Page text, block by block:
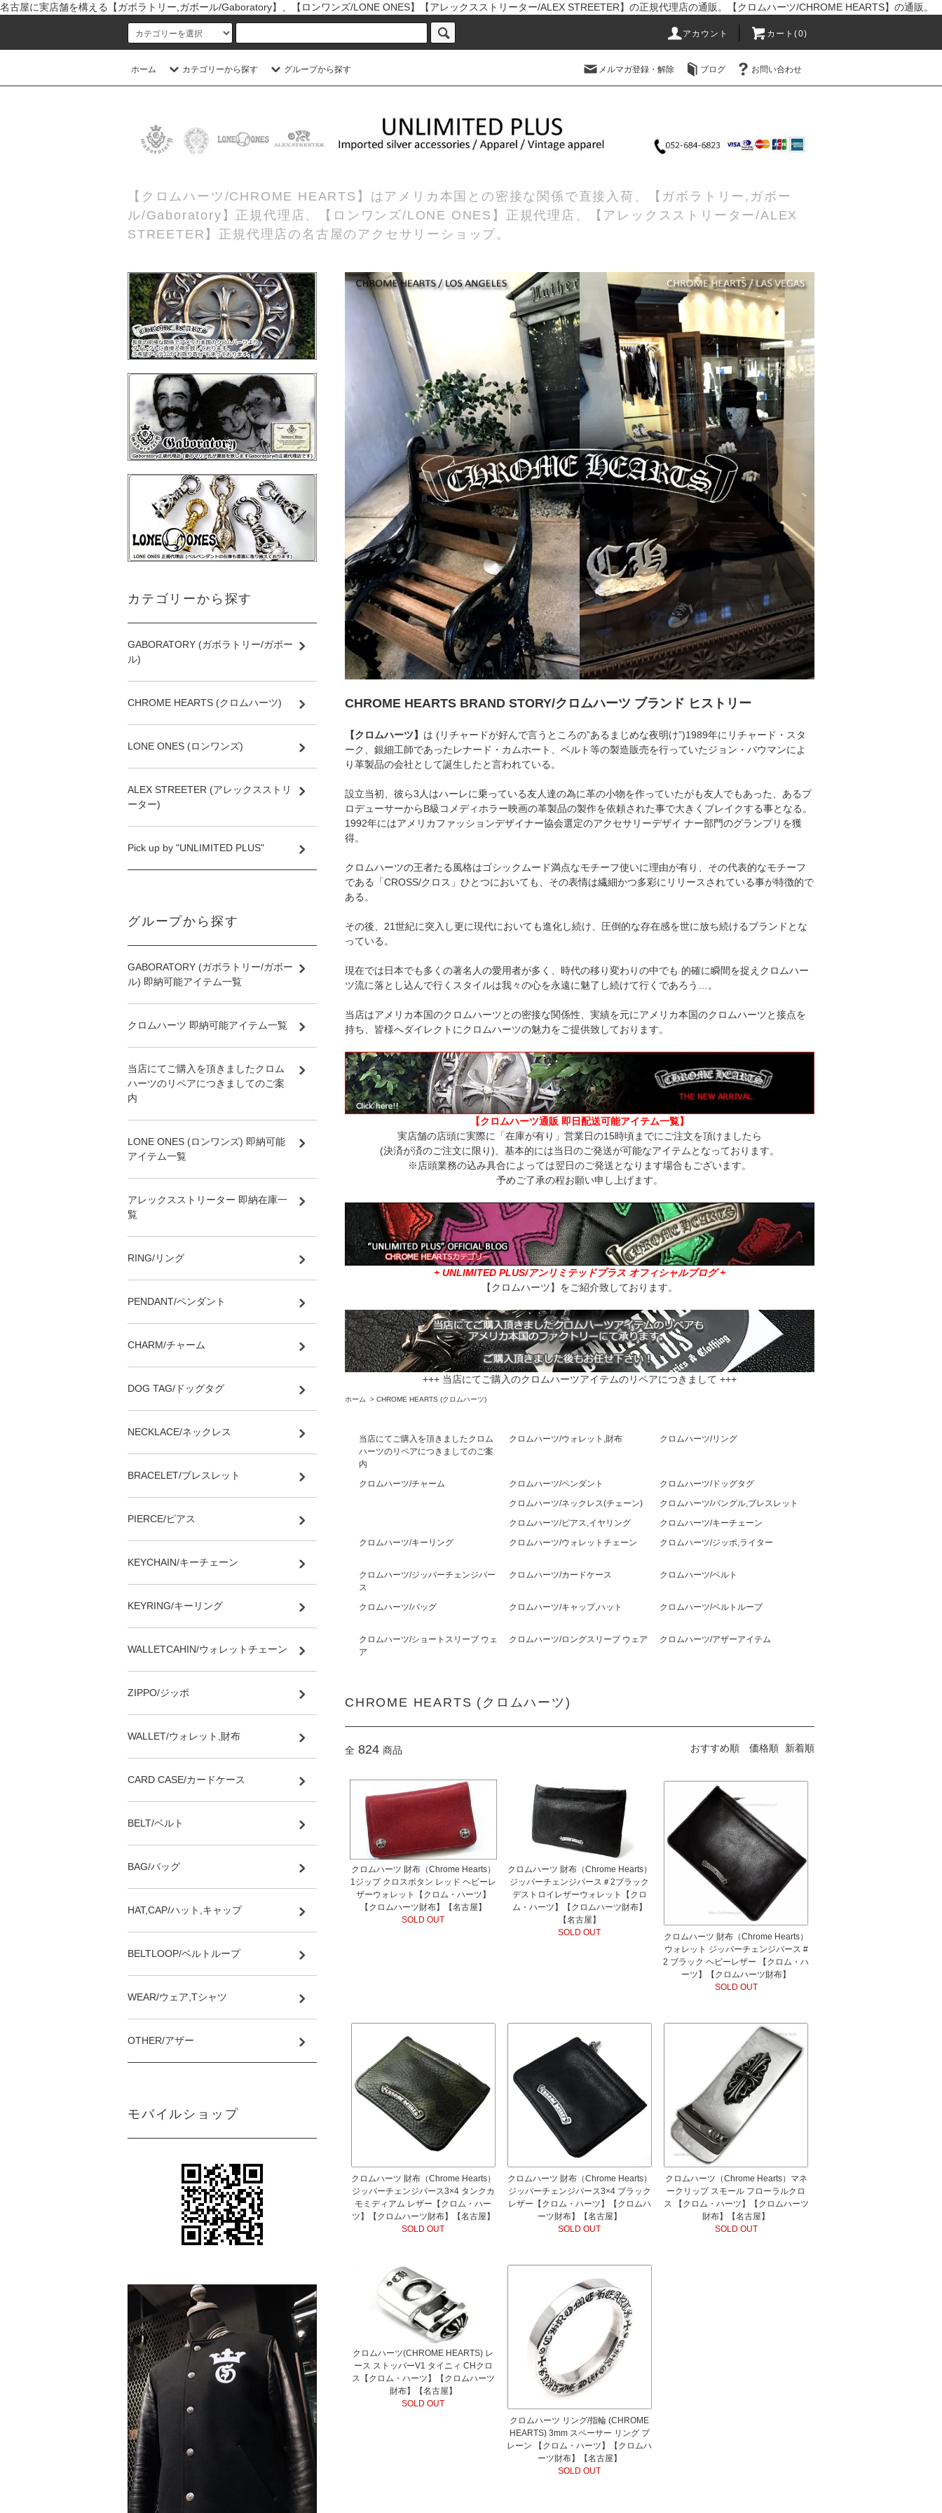
名古屋に実店舗を構える【ガボラトリー,ガボール/Gaboratory】、【ロンワンズ/LONE ONES】【アレックスストリーター/ALEX STREETER】の正規代理店の通販。【クロムハーツ/CHROME HEARTS】の通販。
アカウント カート(0)
ホーム カテゴリーから探す グループから探す メルマガ登録・解除 ブログ お問い合わせ
【クロムハーツ/CHROME HEARTS】はアメリカ本国との密接な関係で直接入荷、【ガボラトリー,ガボー
ル/Gaboratory】正規代理店、【ロンワンズ/LONE ONES】正規代理店、【アレックスストリーター/ALEX
STREETER】正規代理店の名古屋のアクセサリーショップ。
CHROME HEARTS BRAND STORY/クロムハーツ ブランド ヒストリー
【クロムハーツ】 は (リチャードが好んで言うところの”あるまじめな夜明け”)1989年にリチャード・スタ
ーク、銀細工師であったレナード・カムホート、ベルト等の製造販売を行っていたジョン・バウマンによ
り革製品の会社として誕生したと言われている。
設立当初、彼ら3人はハーレに乗っている友人達の為に革の小物を作っていたがも友人でもあった、あるプ
ロデューサーからB級コメディホラー映画の革製品の製作を依頼された事で大きくブレイクする事となる。
1992年にはアメリカファッションデザイナー協会選定のアクセサリーデザイ ナー部門のグランプリを獲
得。
クロムハーツの王者たる風格はゴシックムード満点なモチーフ使いに理由が有り、その代表的なモチーフ
である「CROSS/クロス」ひとつにおいても、その表情は繊細かつ多彩にリリースされている事が特徴的で
ある。
その後、21世紀に突入し更に現代においても進化し続け、圧倒的な存在感を世に放ち続けるブランドとな
っている。
現在では日本でも多くの著名人の愛用者が多く、時代の移り変わりの中でも 的確に瞬間を捉えクロムハー
ツ流に落とし込んで行くスタイルは我々の心を永遠に魅了し続けて行くであろう…。
当店はアメリカ本国のクロムハーツとの密接な関係性、実績を元にアメリカ本国のクロムハーツと接点を
持ち、皆様へダイレクトにクロムハーツの魅力をご提供致しております。
【クロムハーツ通販 即日配送可能アイテム一覧】
実店舗の店頭に実際に「在庫が有り」営業日の15時頃までにご注文を頂けましたら
(決済が済のご注文に限り)、基本的には当日のご発送が可能なアイテムとなっております。
※店頭業務の込み具合によっては翌日のご発送となります場合もございます。
予めご了承の程お願い申し上げます。
+ UNLIMITED PLUS/アンリミテッドプラス オフィシャルブログ +
【クロムハーツ】をご紹介致しております。
+++ 当店にてご購入のクロムハーツアイテムのリペアにつきまして +++
ホーム > CHROME HEARTS (クロムハーツ)
当店にてご購入を頂きましたクロム
ハーツのリペアにつきましてのご案
内
クロムハーツ/ウォレット,財布 クロムハーツ/リング
クロムハーツ/チャーム クロムハーツ/ペンダント
クロムハーツ/ドッグタグ
クロムハーツ/ネックレス(チェーン)
クロムハーツ/バングル,ブレスレット
クロムハーツ/ピアス,イヤリング
クロムハーツ/キーチェーン
クロムハーツ/キーリング
クロムハーツ/ウォレットチェーン クロムハーツ/ジッポ,ライター
クロムハーツ/ジッパーチェンジパー
ス
クロムハーツ/カードケース クロムハーツ/ベルト
クロムハーツ/バッグ クロムハーツ/キャップ,ハット クロムハーツ/ベルトループ
クロムハーツ/ショートスリーブ ウェ
ア
クロムハーツ/ロングスリーブ ウェア クロムハーツ/アザーアイテム
CHROME HEARTS (クロムハーツ)
全 824 商品 おすすめ順 価格順 新着順
クロムハーツ 財布（Chrome Hearts）
1ジップ クロスボタン レッド ヘビーレ
ザーウォレット【クロム・ハーツ】
【クロムハーツ財布】【名古屋】
SOLD OUT
クロムハーツ 財布（Chrome Hearts）
ジッパーチェンジパース＃2ブラック
デストロイレザーウォレット【クロ
ム・ハーツ】【クロムハーツ財布】
【名古屋】
SOLD OUT
クロムハーツ 財布（Chrome Hearts）
ウォレット ジッパーチェンジパース #
2 ブラック ヘビーレザー 【クロム・ハ
ーツ】【クロムハーツ財布】
SOLD OUT
クロムハーツ 財布（Chrome Hearts）
ジッパーチェンジパース3×4 タンクカ
モミディアム レザー【クロム・ハー
ツ】【クロムハーツ財布】【名古屋】
SOLD OUT
クロムハーツ 財布（Chrome Hearts）
ジッパーチェンジパース3×4 ブラック
レザー【クロム・ハーツ】【クロムハ
ーツ財布】【名古屋】
SOLD OUT
クロムハーツ（Chrome Hearts）マネ
ークリップ スモール フローラルクロ
ス 【クロム・ハーツ】【クロムハーツ
財布】【名古屋】
SOLD OUT
クロムハーツ(CHROME HEARTS) レ
ース ストッパーV1 タイニィ CHクロ
ス【クロム・ハーツ】【クロムハーツ
財布】【名古屋】
SOLD OUT
クロムハーツ リング/指輪 (CHROME
HEARTS) 3mm スペーサー リング プ
レーン 【クロム・ハーツ】【クロムハ
ーツ財布】【名古屋】
SOLD OUT
カテゴリーから探す
GABORATORY (ガボラトリー/ガボー
ル)
CHROME HEARTS (クロムハーツ)
LONE ONES (ロンワンズ)
ALEX STREETER (アレックスストリ
ーター)
Pick up by "UNLIMITED PLUS"
グループから探す
GABORATORY (ガボラトリー/ガボー
ル) 即納可能アイテム一覧
クロムハーツ 即納可能アイテム一覧
当店にてご購入を頂きましたクロム
ハーツのリペアにつきましてのご案
内
LONE ONES (ロンワンズ) 即納可能
アイテム一覧
アレックスストリーター 即納在庫一
覧
RING/リング
PENDANT/ペンダント
CHARM/チャーム
DOG TAG/ドッグタグ
NECKLACE/ネックレス
BRACELET/ブレスレット
PIERCE/ピアス
KEYCHAIN/キーチェーン
KEYRING/キーリング
WALLETCAHIN/ウォレットチェーン
ZIPPO/ジッポ
WALLET/ウォレット,財布
CARD CASE/カードケース
BELT/ベルト
BAG/バッグ
HAT,CAP/ハット,キャップ
BELTLOOP/ベルトループ
WEAR/ウェア,Tシャツ
OTHER/アザー
モバイルショップ